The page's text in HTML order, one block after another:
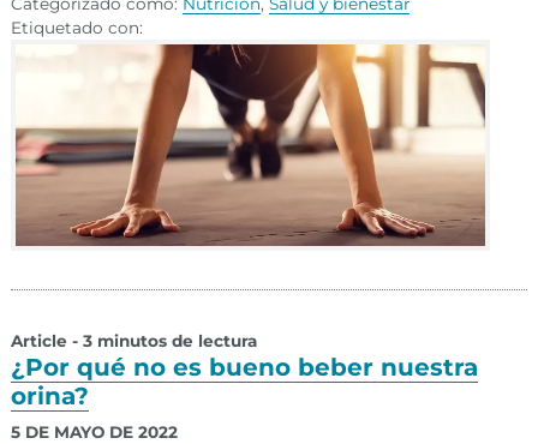
Etiquetado con:
Article - 3 minutos de lectura
¿Por qué no es bueno beber nuestra
orina?
5 DE MAYO DE 2022